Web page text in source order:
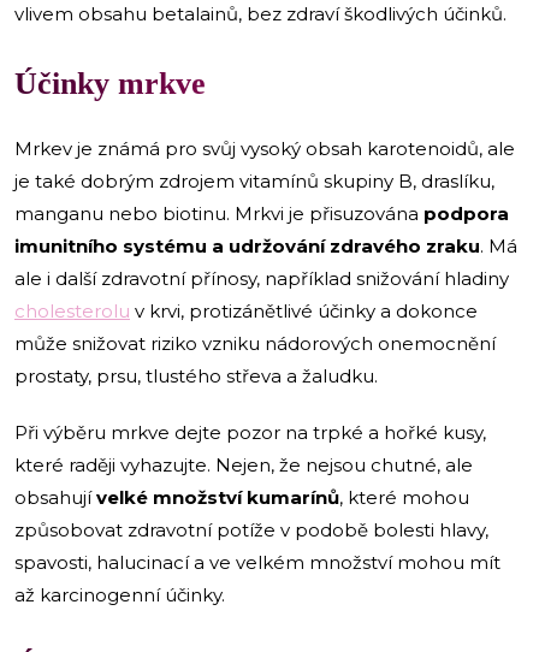
vlivem obsahu betalainů, bez zdraví škodlivých účinků.
Účinky mrkve
Mrkev je známá pro svůj vysoký obsah karotenoidů, ale
je také dobrým zdrojem vitamínů skupiny B, draslíku,
manganu nebo biotinu. Mrkvi je přisuzována podpora
imunitního systému a udržování zdravého zraku. Má
ale i další zdravotní přínosy, například snižování hladiny
cholesterolu v krvi, protizánětlivé účinky a dokonce
může snižovat riziko vzniku nádorových onemocnění
prostaty, prsu, tlustého střeva a žaludku.
Při výběru mrkve dejte pozor na trpké a hořké kusy,
které raději vyhazujte. Nejen, že nejsou chutné, ale
obsahujívelké množství kumarínů, které mohou
způsobovat zdravotní potíže v podobě bolesti hlavy,
spavosti, halucinací a ve velkém množství mohou mít
až karcinogenní účinky.